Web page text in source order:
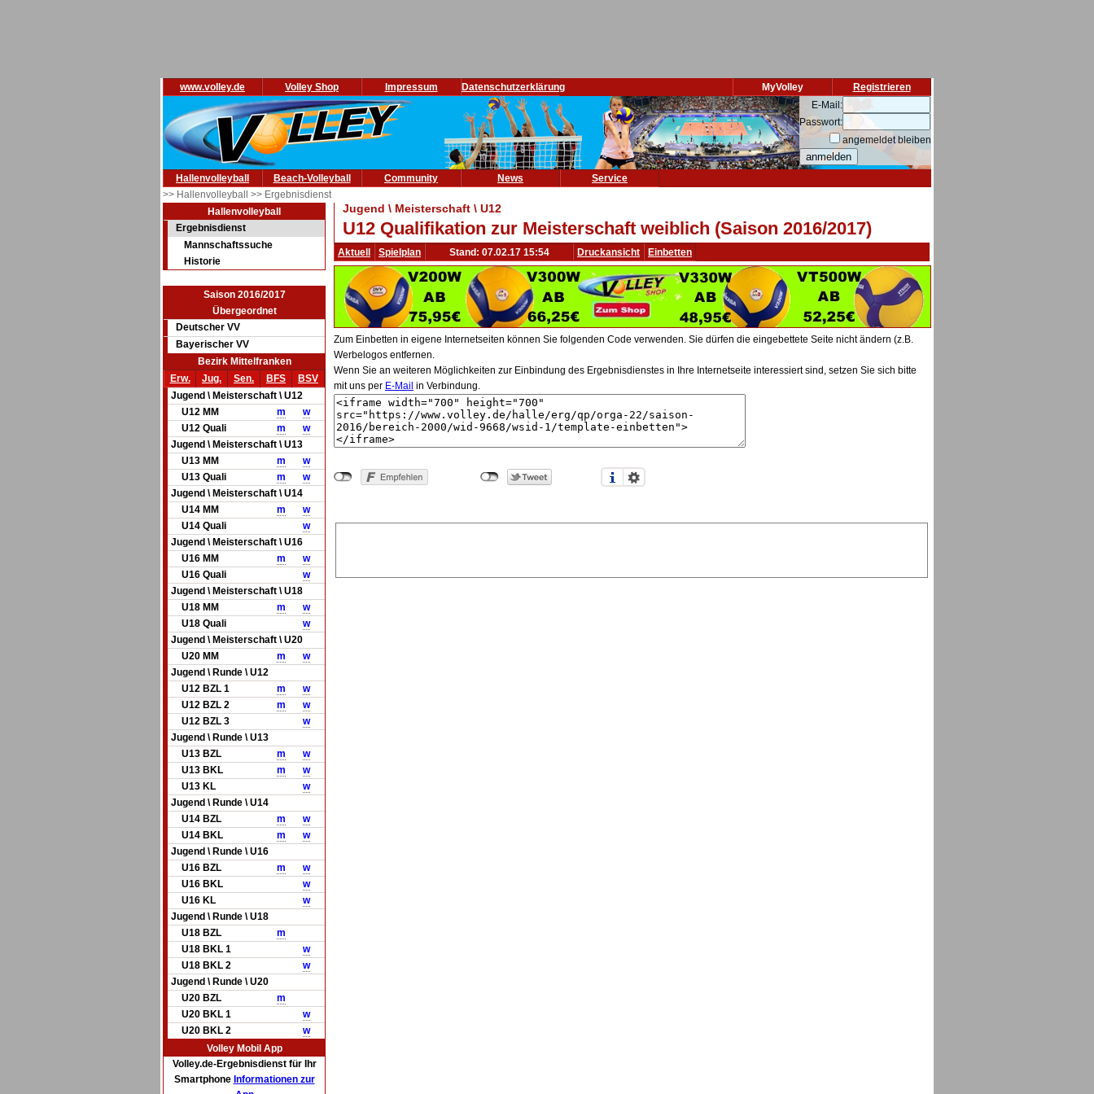
www.volley.de Volley Shop Impressum Datenschutzerklärung Registrieren
MyVolley
E-Mail:
Passwort:
angemeldet bleiben
Hallenvolleyball Beach-Volleyball Community News
Service
>> Hallenvolleyball >> Ergebnisdienst
Hallenvolleyball
Ergebnisdienst
Mannschaftssuche
Historie
Saison 2016/2017
Übergeordnet
Deutscher VV
Bayerischer VV
Bezirk Mittelfranken
Erw.
Jug. Sen. BFS
BSV
Jugend \ Meisterschaft \ U12
U12 MM
m
w
U12 Quali
m
w
Jugend \ Meisterschaft \ U13
U13 MM
m
w
U13 Quali
m
w
Jugend \ Meisterschaft \ U14
U14 MM
m
w
U14 Quali
w
Jugend \ Meisterschaft \ U16
U16 MM
m
w
U16 Quali
w
Jugend \ Meisterschaft \ U18
U18 MM
m
w
U18 Quali
w
Jugend \ Meisterschaft \ U20
U20 MM
m
w
Jugend \ Runde \ U12
U12 BZL 1
m
w
U12 BZL 2
m
w
U12 BZL 3
w
Jugend \ Runde \ U13
U13 BZL
m
w
U13 BKL
m
w
U13 KL
w
Jugend \ Runde \ U14
U14 BZL
m
w
U14 BKL
m
w
Jugend \ Runde \ U16
U16 BZL
m
w
U16 BKL
w
U16 KL
w
Jugend \ Runde \ U18
U18 BZL
m
U18 BKL 1
w
U18 BKL 2
w
Jugend \ Runde \ U20
U20 BZL
m
U20 BKL 1
w
U20 BKL 2
w
Volley Mobil App
Volley.de-Ergebnisdienst für Ihr
Smartphone Informationen zur
Jugend \ Meisterschaft \ U12
U12 Qualifikation zur Meisterschaft weiblich (Saison 2016/2017)
Aktuell Spielplan Stand: 07.02.17 15:54 Druckansicht Einbetten
Zum Einbetten in eigene Internetseiten können Sie folgenden Code verwenden. Sie dürfen die eingebettete Seite nicht ändern (z.B.
Werbelogos entfernen.
Wenn Sie an weiteren Möglichkeiten zur Einbindung des Ergebnisdienstes in Ihre Internetseite interessiert sind, setzen Sie sich bitte
mit uns per E-Mail in Verbindung.